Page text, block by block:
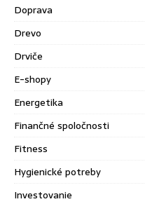
Doprava
Drevo
Drviče
E-shopy
Energetika
Finančné spoločnosti
Fitness
Hygienické potreby
Investovanie